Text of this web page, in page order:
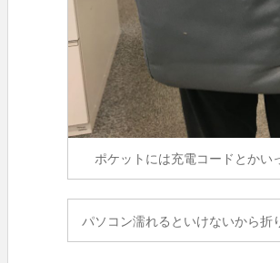
ポケットには充電コードとかい
パソコン濡れるといけないから折